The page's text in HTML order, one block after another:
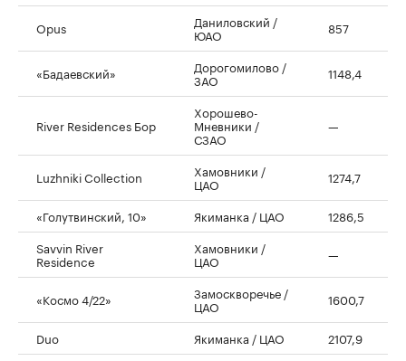
Opus Даниловский /
ЮАО 857
«Бадаевский» Дорогомилово /
ЗАО 1148,4
River Residences Бор
Хорошево-
Мневники /
СЗАО
—
Luzhniki Collection Хамовники /
ЦАО 1274,7
«Голутвинский, 10» Якиманка / ЦАО
1286,5
Savvin River
Residence
Хамовники /
ЦАО —
«Космо 4/22» Замоскворечье /
ЦАО 1600,7
Duo Якиманка / ЦАО
2107,9